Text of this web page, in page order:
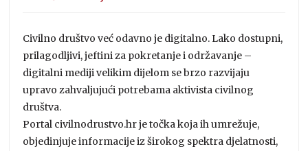
Civilno društvo već odavno je digitalno. Lako dostupni,
prilagodljivi, jeftini za pokretanje i održavanje –
digitalni mediji velikim dijelom se brzo razvijaju
upravo zahvaljujući potrebama aktivista civilnog
društva.
Portal civilnodrustvo.hr je točka koja ih umrežuje,
objedinjuje informacije iz širokog spektra djelatnosti,